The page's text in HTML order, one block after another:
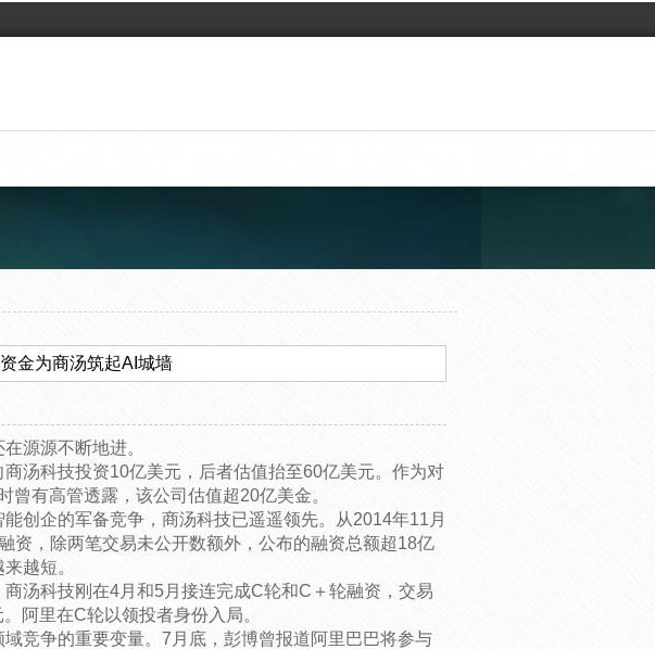
金为商汤筑起AI城墙
源源不断地进。
汤科技投资10亿美元，后者估值抬至60亿美元。作为对
曾有高管透露，该公司估值超20亿美金。
创企的军备竞争，商汤科技已遥遥领先。从2014年11月
资，除两笔交易未公开数额外，公布的融资总额超18亿
越短。
汤科技刚在4月和5月接连完成C轮和C＋轮融资，交易
阿里在C轮以领投者身份入局。
竞争的重要变量。7月底，彭博曾报道阿里巴巴将参与